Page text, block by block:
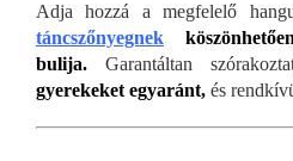
Adja hozzá a megfelelő
táncszőnyegnek
bulija.Garantáltan
gyerekeket egyaránt, és